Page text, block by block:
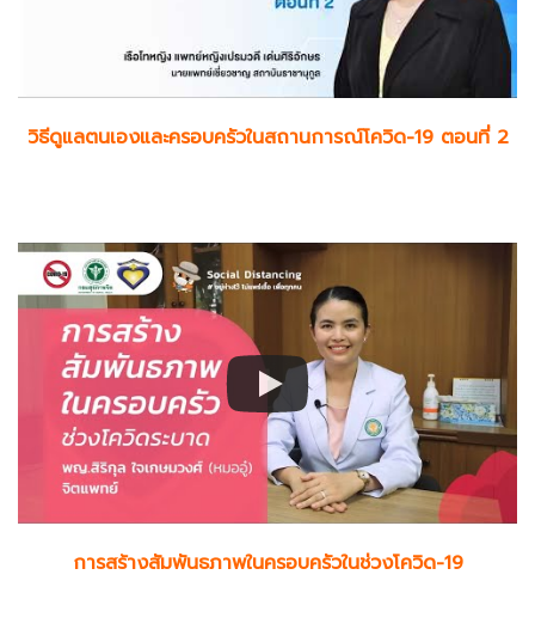
วิธีดูแลตนเองและครอบครัวในสถานการณ์โควิด-19 ตอนที่ 2
การสร้างสัมพันธภาพในครอบครัวในช่วงโควิด-19